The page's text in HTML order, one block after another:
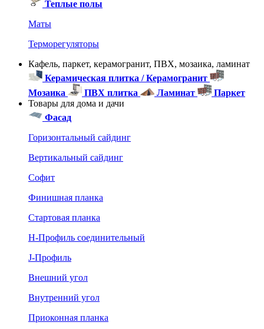
Теплые полы
Маты
Терморегуляторы
Кафель, паркет, керамогранит, ПВХ, мозаика, ламинат
Керамическая плитка / Керамогранит
Мозаика
ПВХ плитка Ламинат
Паркет
Товары для дома и дачи
Фасад
Горизонтальный сайдинг
Вертикальный сайдинг
Софит
Финишная планка
Стартовая планка
Н-Профиль соединительный
J-Профиль
Внешний угол
Внутренний угол
Приоконная планка